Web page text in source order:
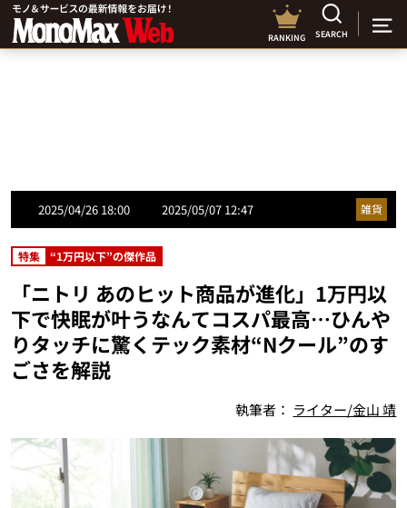
RANKING SEARCH
2025/04/26 18:00 2025/05/07 12:47 雑貨
特集 “1万円以下”の傑作品
「ニトリ あのヒット商品が進化」1万円以
下で快眠が叶うなんてコスパ最高…ひんや
りタッチに驚くテック素材“Nクール”のす
ごさを解説
執筆者： ライター/金山 靖